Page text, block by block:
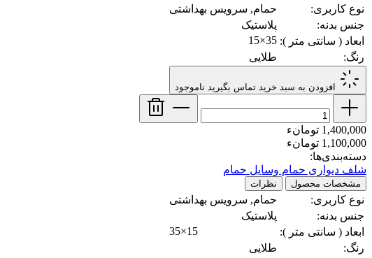
نوع کاربری:
حمام, سرویس بهداشتی
جنس بدنه:
پلاستیک
ابعاد ( سانتی متر ): 35×15
رنگ:
طلایی
افزودن به سبد خرید تماس بگیرید ناموجود
1,400,000 تومانء
1,100,000 تومانء
دسته‌بندی‌ها:
شلف دیواری حمام وسایل حمام
مشخصات محصول نظرات
نوع کاربری:
حمام, سرویس بهداشتی
جنس بدنه:
پلاستیک
ابعاد ( سانتی متر ):
35×15
رنگ:
طلایی